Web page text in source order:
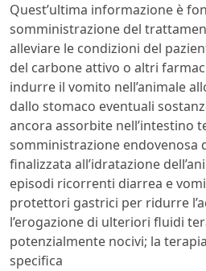
Quest’ultima informazione è
somministrazione del
alleviare le condizioni del
del carbone attivo o altri
indurre il vomito nell’animale
dallo stomaco eventuali
ancora assorbite nell’intestino
somministrazione endovenosa
finalizzata all’idratazione
episodi ricorrenti diarrea e
protettori gastrici per ridurre
l’erogazione di ulteriori fluidi
potenzialmente nocivi; la
specifica